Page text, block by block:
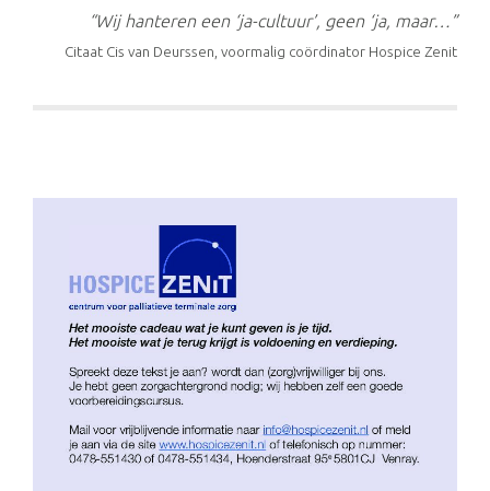
“Wij hanteren een ‘ja-cultuur’, geen ‘ja, maar…”
Citaat Cis van Deurssen, voormalig coördinator Hospice Zenit